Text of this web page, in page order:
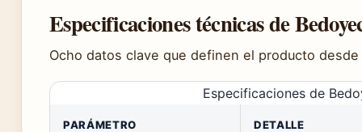
Especificaciones técnicas de
Ocho datos clave que definen el producto
Especificaciones de
PARÁMETRO DETALLE